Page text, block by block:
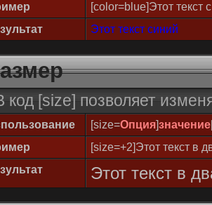
[color=blue]Этот текст
Этот текст синий
код [size] позволяет
[size=Опция]значение
[size=+2]Этот текст в
Этот текст в